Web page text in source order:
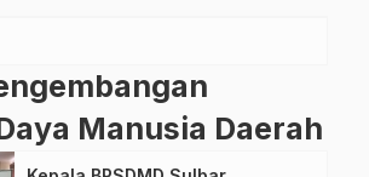
Manusia Daerah